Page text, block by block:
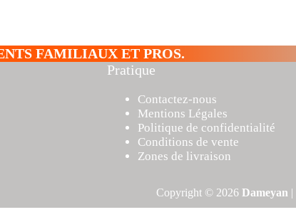
FAMILIAUX ET PROS.
Pratique
Contactez-nous
Mentions Légales
Politique de confidentialité
Conditions de vente
Zones de livraison
Copyright © 2026 Dameyan |